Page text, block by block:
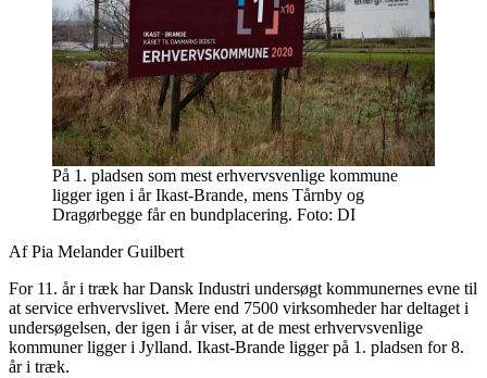
På 1. pladsen som mest erhvervsvenlige kommune
ligger igen i år Ikast-Brande, mens Tårnby og
Dragørbegge får en bundplacering. Foto: DI
Af Pia Melander Guilbert
For 11. år i træk har Dansk Industri undersøgt kommunernes evne til
at service erhvervslivet. Mere end 7500 virksomheder har deltaget i
undersøgelsen, der igen i år viser, at de mest erhvervsvenlige
kommuner ligger i Jylland. Ikast-Brande ligger på 1. pladsen for 8.
år i træk.